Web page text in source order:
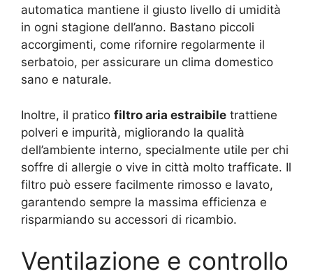
automatica mantiene il giusto livello di umidità
in ogni stagione dell’anno. Bastano piccoli
accorgimenti, come rifornire regolarmente il
serbatoio, per assicurare un clima domestico
sano e naturale.
Inoltre, il pratico filtro aria estraibile trattiene
polveri e impurità, migliorando la qualità
dell’ambiente interno, specialmente utile per chi
soffre di allergie o vive in città molto trafficate. Il
filtro può essere facilmente rimosso e lavato,
garantendo sempre la massima efficienza e
risparmiando su accessori di ricambio.
Ventilazione e controllo